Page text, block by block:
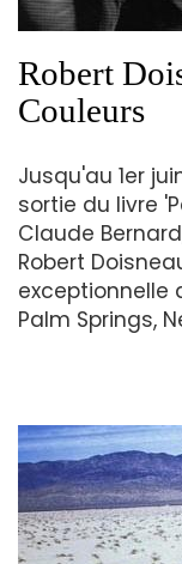
Robert
Couleurs
Jusqu'au 1er
sortie du livre
Claude
Robert
exceptionnelle
Palm Springs,